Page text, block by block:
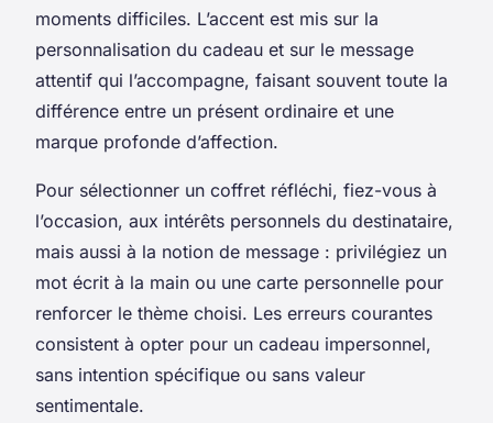
moments difficiles. L’accent est mis sur la
personnalisation du cadeau et sur le message
attentif qui l’accompagne, faisant souvent toute la
différence entre un présent ordinaire et une
marque profonde d’affection.
Pour sélectionner un coffret réfléchi, fiez-vous à
l’occasion, aux intérêts personnels du destinataire,
mais aussi à la notion de message : privilégiez un
mot écrit à la main ou une carte personnelle pour
renforcer le thème choisi. Les erreurs courantes
consistent à opter pour un cadeau impersonnel,
sans intention spécifique ou sans valeur
sentimentale.